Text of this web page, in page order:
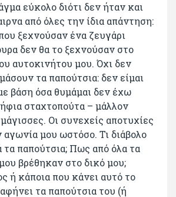
εύκολο διότι δεν ήταν και
από όλες την ίδια απάντηση:
ξεχνούσαν ένα ζευγάρι
δεν θα το ξεχνούσαν στο
αυτοκινήτου μου. Όχι δεν
τα παπούτσια: δεν είμαι
βάση όσα θυμάμαι δεν έχω
σταχτοπούτα – μάλλον
Οι συνεχείς αποτυχίες
μου ωστόσο. Τι διάβολο
τα παπούτσια; Πως από όλα τα
βρέθηκαν στο δικό μου;
ή κάποια που κάνει αυτό το
τα παπούτσια του (ή